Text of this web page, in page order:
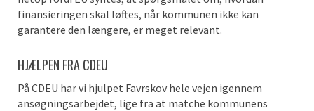
finansieringen skal løftes, når kommunen ikke kan
garantere den længere, er meget relevant.
HJÆLPEN FRA CDEU
På CDEU har vi hjulpet Favrskov hele vejen igennem
ansøgningsarbejdet, lige fra at matche kommunens